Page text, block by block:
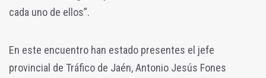
cada uno de ellos”.
En este encuentro han estado presentes el jefe
provincial de Tráfico de Jaén, Antonio Jesús Fones